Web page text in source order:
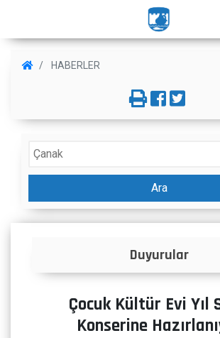
HABERLER
Ara
İlanlar
Çocuk Kültür Evi Yıl
Konserine